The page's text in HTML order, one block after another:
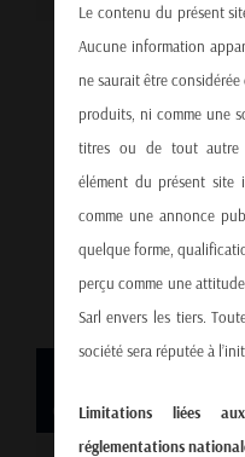
data tells a
resilience,
American
doesn’t
Under
skepticism
Critics
07, 2025
Soar
Le contenu du présent
Aucune information
ne saurait être
produits, ni comme une
titres ou de tout autre
élément du présent site
comme une annonce
quelque forme,
perçu comme une
Sarl envers les tiers.
société sera réputée à
Limitations liées
réglementations